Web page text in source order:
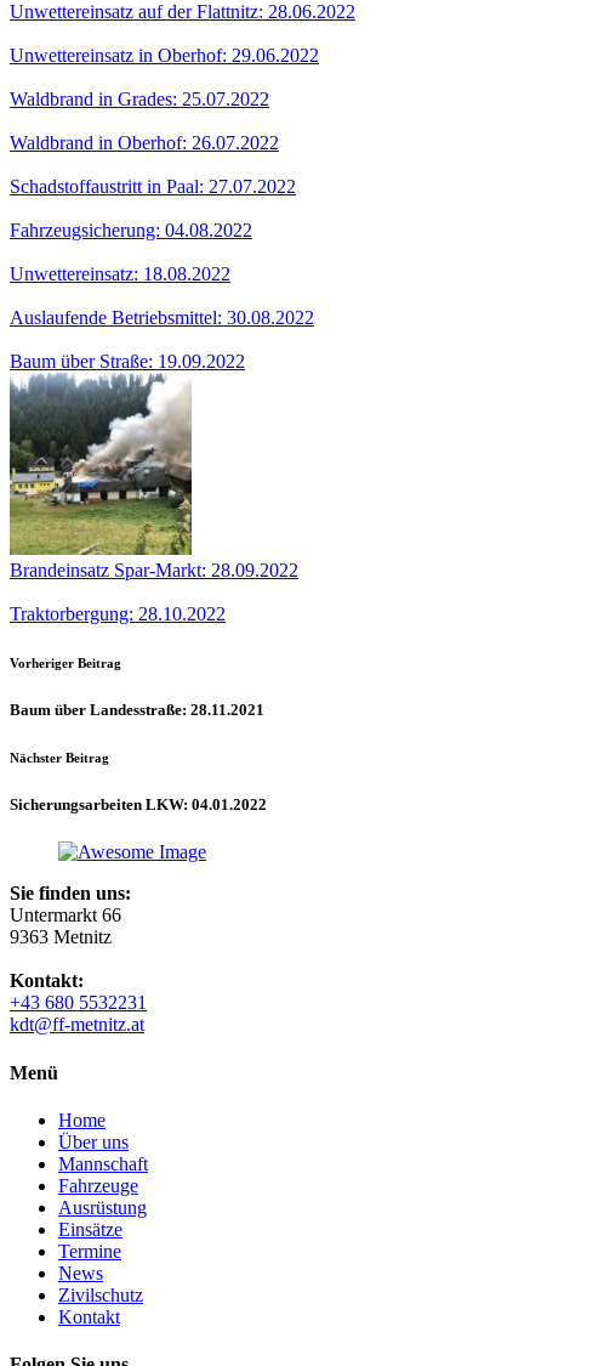
Unwettereinsatz auf der Flattnitz: 28.06.2022
Unwettereinsatz in Oberhof: 29.06.2022
Waldbrand in Grades: 25.07.2022
Waldbrand in Oberhof: 26.07.2022
Schadstoffaustritt in Paal: 27.07.2022
Fahrzeugsicherung: 04.08.2022
Unwettereinsatz: 18.08.2022
Auslaufende Betriebsmittel: 30.08.2022
Baum über Straße: 19.09.2022
Brandeinsatz Spar-Markt: 28.09.2022
Traktorbergung: 28.10.2022
Vorheriger Beitrag
Baum über Landesstraße: 28.11.2021
Nächster Beitrag
Sicherungsarbeiten LKW: 04.01.2022
Sie finden uns:
Untermarkt 66
9363 Metnitz
Kontakt:
+43 680 5532231
kdt@ff-metnitz.at
Menü
Home
Über uns
Mannschaft
Fahrzeuge
Ausrüstung
Einsätze
Termine
News
Zivilschutz
Kontakt